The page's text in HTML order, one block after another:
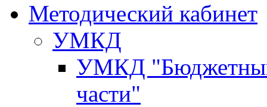
Методический кабинет
УМКД
УМКД "Бюджетный
части"